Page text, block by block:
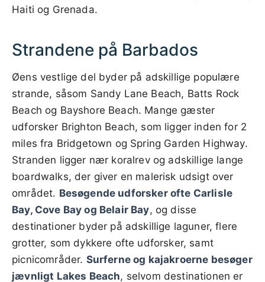
Haiti og Grenada.
Strandene på Barbados
Øens vestlige del byder på adskillige populære
strande, såsom Sandy Lane Beach, Batts Rock
Beach og Bayshore Beach. Mange gæster
udforsker Brighton Beach, som ligger inden for 2
miles fra Bridgetown og Spring Garden Highway.
Stranden ligger nær koralrev og adskillige lange
boardwalks, der giver en malerisk udsigt over
området. Besøgende udforsker ofte Carlisle
Bay, Cove Bay og Belair Bay, og disse
destinationer byder på adskillige laguner, flere
grotter, som dykkere ofte udforsker, samt
picnicområder. Surferne og kajakroerne besøger
jævnligt Lakes Beach, selvom destinationen er